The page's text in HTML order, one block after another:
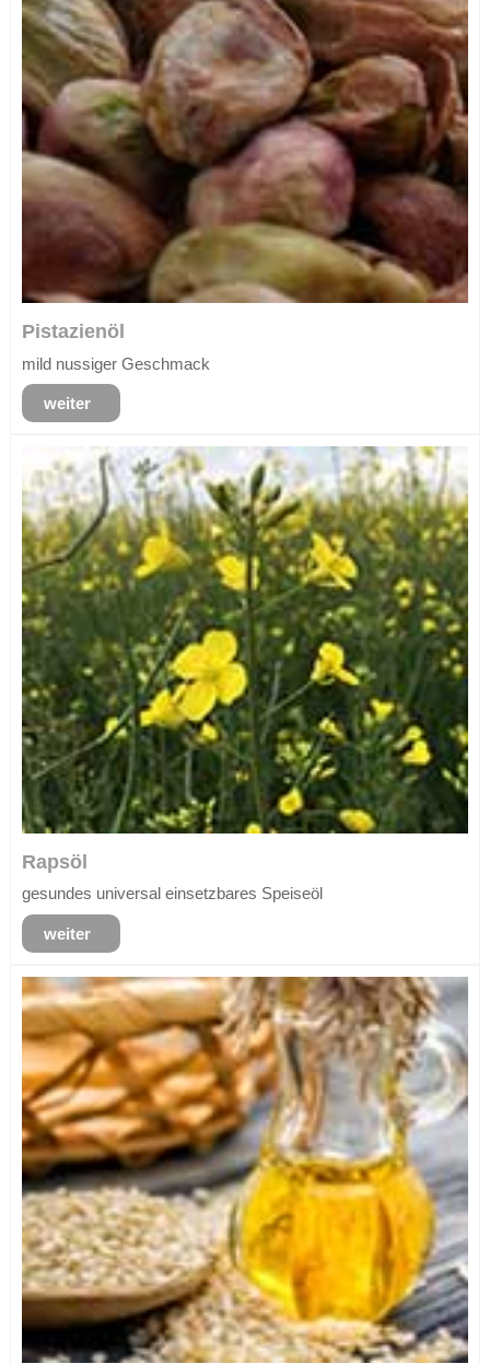
Pistazienöl
mild nussiger Geschmack
weiter
Rapsöl
gesundes universal einsetzbares Speiseöl
weiter